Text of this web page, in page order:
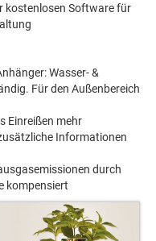
kostenlosen Software für
Wasser- &
Für den Außenbereich
Einreißen mehr
Informationen
durch
kompensiert